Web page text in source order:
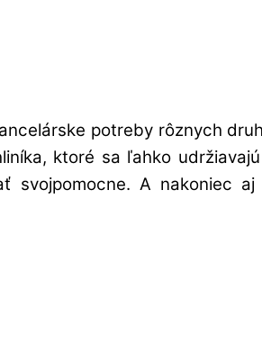
potreby rôznych
ktoré sa ľahko
svojpomocne. A nakoniec